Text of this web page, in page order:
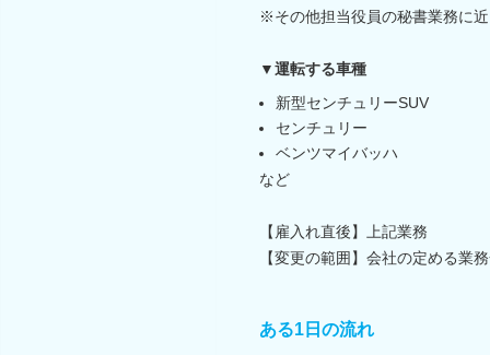
※その他担当役員の秘書業務に
▼運転する車種
新型センチュリーSUV
センチュリー
ベンツマイバッハ
など
【雇入れ直後】上記業務
【変更の範囲】会社の定める業
ある1日の流れ